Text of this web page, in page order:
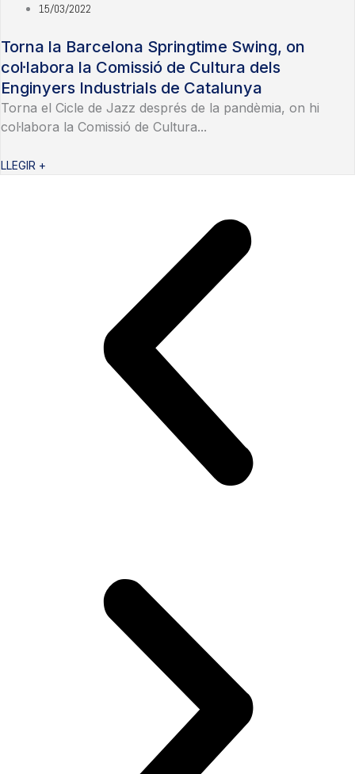
15/03/2022
Torna la Barcelona Springtime Swing, on
col·labora la Comissió de Cultura dels
Enginyers Industrials de Catalunya
Torna el Cicle de Jazz després de la pandèmia, on hi
col·labora la Comissió de Cultura...
LLEGIR +